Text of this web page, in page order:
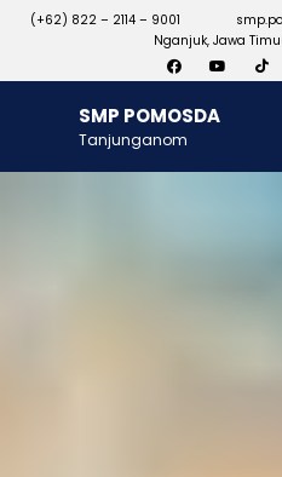
(+62) 822 – 2114 – 9001
Nganjuk, Jawa
SMP POMOSDA
Tanjunganom